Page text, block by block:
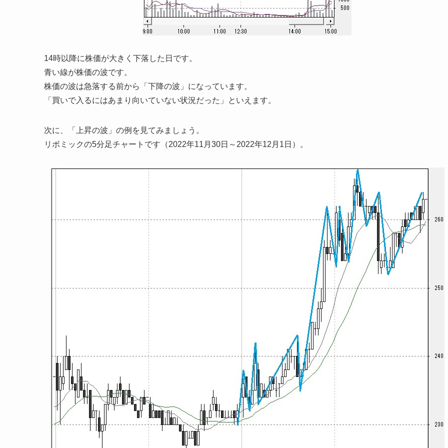
14時以降に株価が大きく下落した日です。
青い線が株価の波です。
株価の波は急落する前から「下降の波」になっています。
「買いで入るにはあまり向いていない状況だった」といえます。
次に、「上昇の波」の例を見てみましょう。
リボミックの5分足チャートです（2022年11月30日～2022年12月1日）。